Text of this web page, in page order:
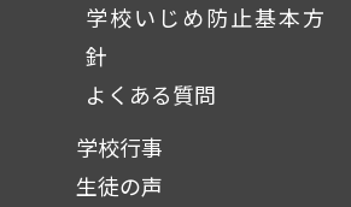
学校いじめ防止基本方
針
よくある質問
学校行事
生徒の声